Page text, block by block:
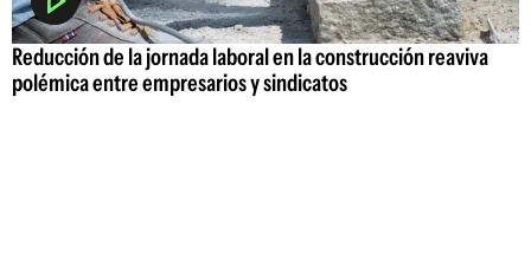
Reducción de la jornada laboral en la construcción reaviva
polémica entre empresarios y sindicatos